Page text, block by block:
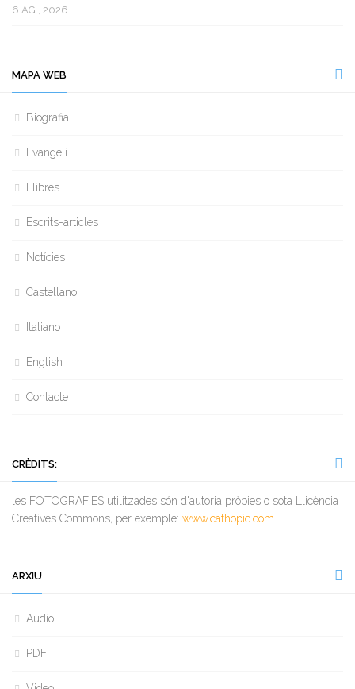
6 AG., 2026
MAPA WEB
Biografia
Evangeli
Llibres
Escrits-articles
Notícies
Castellano
Italiano
English
Contacte
CRÈDITS:
les FOTOGRAFIES utilitzades són d'autoria pròpies o sota Llicència
Creatives Commons, per exemple: www.cathopic.com
ARXIU
Audio
PDF